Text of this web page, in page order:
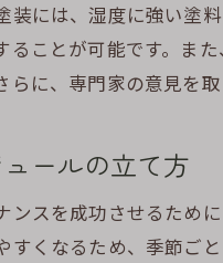
装には、湿度に強い塗
ることが可能です。ま
らに、専門家の意見を
ールの立て方
ンスを成功させるため
すくなるため、季節ご